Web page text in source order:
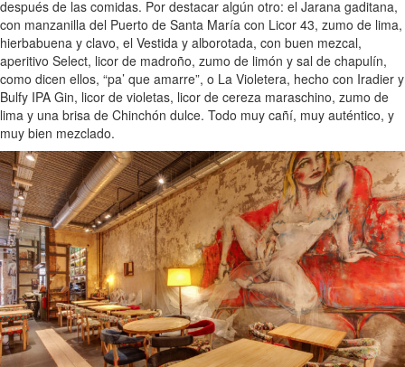
después de las comidas. Por destacar algún otro: el Jarana gaditana,
con manzanilla del Puerto de Santa María con Licor 43, zumo de lima,
hierbabuena y clavo, el Vestida y alborotada, con buen mezcal,
aperitivo Select, licor de madroño, zumo de limón y sal de chapulín,
como dicen ellos, “pa’ que amarre”, o La Violetera, hecho con Iradier y
Bulfy IPA Gin, licor de violetas, licor de cereza maraschino, zumo de
lima y una brisa de Chinchón dulce. Todo muy cañí, muy auténtico, y
muy bien mezclado.